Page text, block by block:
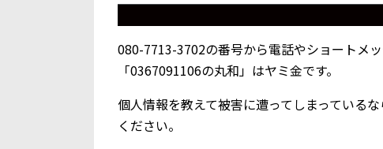
080-7713-3702の番号から電話やショートメ
「0367091106の丸和」はヤミ金です。
個人情報を教えて被害に遭ってしまっている
ください。